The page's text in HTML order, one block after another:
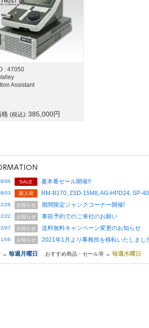
: 47050
Assistant
格 (税込): 385,000円
06 SALE 夏本番セール開催!!
03 新入荷 RM-B170, ZSD-15MII, AG-HPD24, SP-
26 お知らせ 期間限定ジャンクコーナー開催!
22 お知らせ 事前予約でのご来社のお願い
07 お知らせ 送料無料キャンペーン変更のお知らせ
06 お知らせ 2021年1月より事務所を移転いたしまし
→ 毎週月曜日 おすすめ商品・セール等 → 毎週木曜日